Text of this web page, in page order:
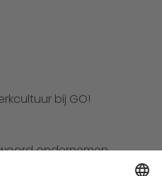
bij GO!
ondernemen